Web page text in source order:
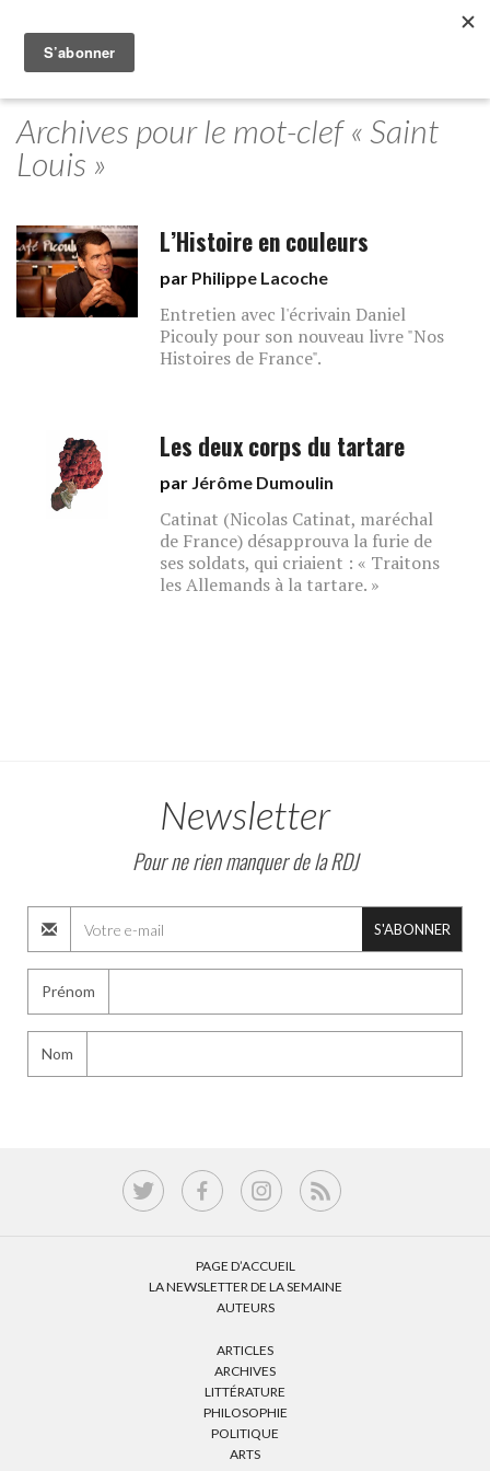
Archives pour le mot-clef « Saint
Louis »
L’Histoire en couleurs
par Philippe Lacoche
Entretien avec l'écrivain Daniel
Picouly pour son nouveau livre "Nos
Histoires de France".
Les deux corps du tartare
par Jérôme Dumoulin
Catinat (Nicolas Catinat, maréchal
de France) désapprouva la furie de
ses soldats, qui criaient : « Traitons
les Allemands à la tartare. »
Newsletter
Pour ne rien manquer de la RDJ
S'ABONNER
Prénom
Nom
PAGE D’ACCUEIL
LA NEWSLETTER DE LA SEMAINE
AUTEURS
ARTICLES
ARCHIVES
LITTÉRATURE
PHILOSOPHIE
POLITIQUE
ARTS